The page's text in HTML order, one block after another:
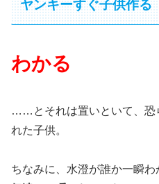
ヤンキーすぐ子供作る
わかる
……とそれは置いといて、恐
れた子供。
ちなみに、水澄が誰か一瞬わ